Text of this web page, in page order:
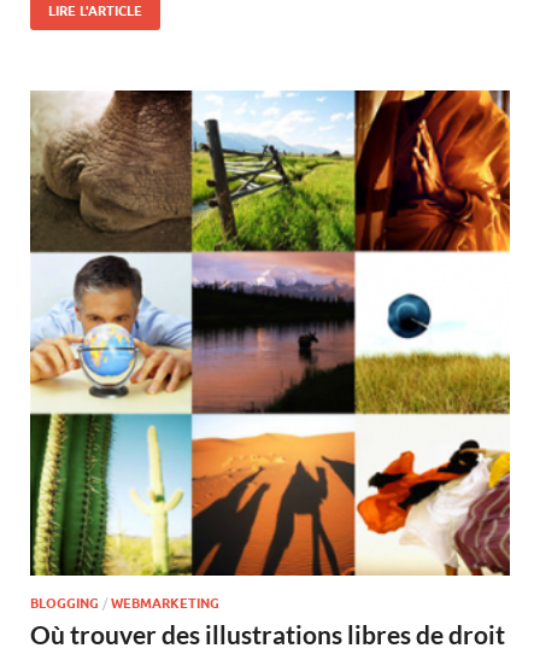
LIRE L'ARTICLE
BLOGGING / WEBMARKETING
Où trouver des illustrations libres de droit